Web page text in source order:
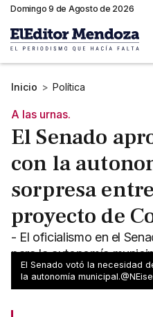
Domingo 9 de Agosto de 2026
Inicio > Política
A las urnas.
El Senado
con la
sorpresa
proyecto de
- El oficialismo en el
para la autonomía
plebiscita en las urnas el
El Senado votó la necesidad
la autonomía